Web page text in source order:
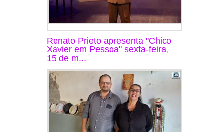
Renato Prieto apresenta "Chico
Xavier em Pessoa" sexta-feira,
15 de m...